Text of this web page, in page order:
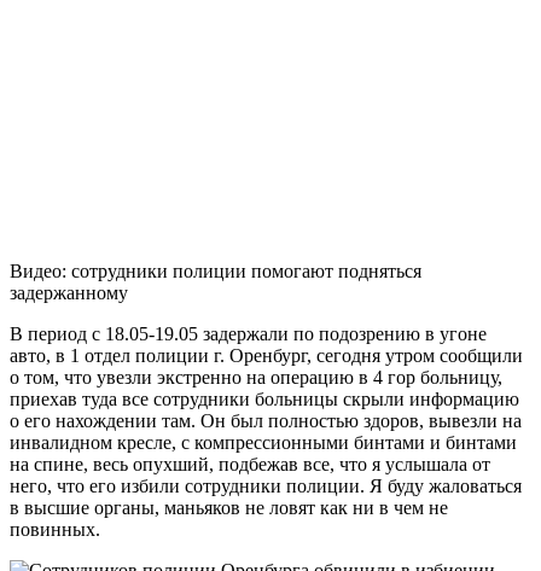
Видео: сотрудники полиции помогают подняться
задержанному
В период с 18.05-19.05 задержали по подозрению в угоне
авто, в 1 отдел полиции г. Оренбург, сегодня утром сообщили
о том, что увезли экстренно на операцию в 4 гор больницу,
приехав туда все сотрудники больницы скрыли информацию
о его нахождении там. Он был полностью здоров, вывезли на
инвалидном кресле, с компрессионными бинтами и бинтами
на спине, весь опухший, подбежав все, что я услышала от
него, что его избили сотрудники полиции. Я буду жаловаться
в высшие органы, маньяков не ловят как ни в чем не
повинных.